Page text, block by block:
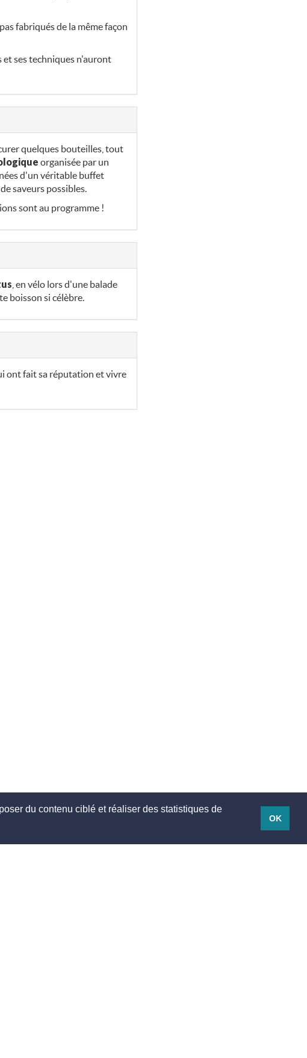
du contenu ciblé et réaliser des statistiques de
OK
fabriqués de la même façon
et ses techniques n'auront
quelques bouteilles, tout
organisée par un
d'un véritable buffet
saveurs possibles.
sont au programme !
, en vélo lors d'une balade
boisson si célèbre.
ont fait sa réputation et vivre